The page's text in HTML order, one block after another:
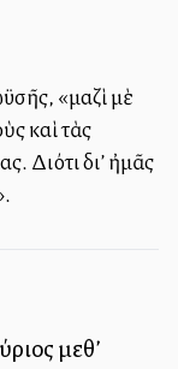
«μαζὶ μὲ
καὶ τὰς
Διότι δι’ ἠμᾶς
μεθ’